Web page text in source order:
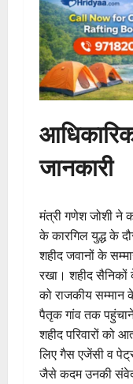
जानकारी
मंत्री गणेश जोशी ने
के कारगिल युद्ध के
शहीद जवानों के
रखा। शहीद सैनिकों
को राजकीय
पैतृक गांव तक
शहीद परिवारों को
लिए गैस एजेंसी व
जैसे कदम उनकी